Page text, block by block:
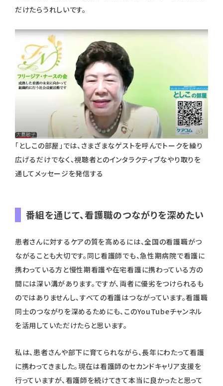
だけたらうれしいです。
「としこの部屋」では、さまざまなゲストを呼んでトークを繰り
広げるだけでなく、視聴者とのインタラクティブなやり取りを
通してメッセージを発信する
番組を通じて、看護職のつながりを深めたい
患者さんに対するケアの質を高めるには、全国の看護職がつ
ながることも大切です。同じ看護師でも、急性期病院で看護に
携わっている方と慢性期看護や在宅看護に携わっている方の
間には深い溝があります。ですが、両者に優劣をつけられるも
のではありませんし、すべての看護はつながっています。看護職
同士のつながりを深めるためにも、このYouTubeチャンネル
を活用していただけたらと思います。
私は、患者さんや部下に育てられながら、長年にわたって看護
に携わってきました。現在は看護師のセカンドキャリア支援を
行っていますが、看護師を続けてきて本当に良かったと思って